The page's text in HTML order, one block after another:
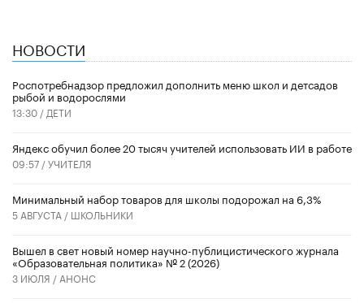
НОВОСТИ
Роспотребнадзор предложил дополнить меню школ и детсадов
рыбой и водорослями
13:30 / ДЕТИ
​Яндекс обучил более 20 тысяч учителей использовать ИИ в работе
09:57 /УЧИТЕЛЯ
Минимальный набор товаров для школы подорожал на 6,3%
5 АВГУСТА / ШКОЛЬНИКИ
Вышел в свет новый номер научно-публицистического журнала
«Образовательная политика» № 2 (2026)
3 ИЮЛЯ / АНОНС